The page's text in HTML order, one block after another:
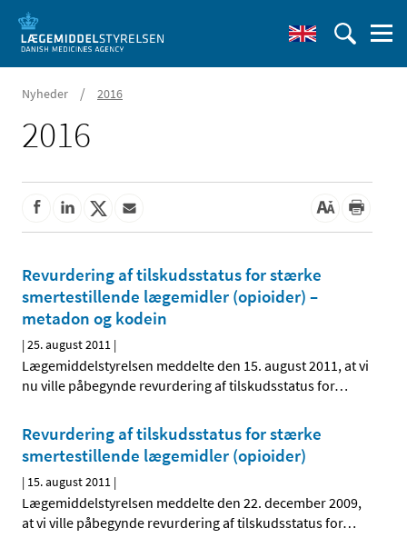
Nyheder / 2016
2016
Revurdering af tilskudsstatus for stærke
smertestillende lægemidler (opioider) –
metadon og kodein
|25. august 2011 |
Lægemiddelstyrelsen meddelte den 15. august 2011, at vi
nu ville påbegynde revurdering af tilskudsstatus for…
Revurdering af tilskudsstatus for stærke
smertestillende lægemidler (opioider)
| 15. august 2011 |
Lægemiddelstyrelsen meddelte den 22. december 2009,
at vi ville påbegynde revurdering af tilskudsstatus for…